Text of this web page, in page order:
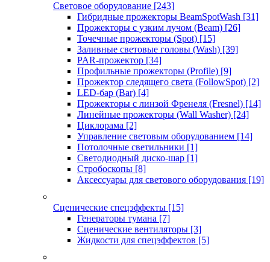
Световое оборудование [243]
Гибридные прожекторы BeamSpotWash [31]
Прожекторы с узким лучом (Beam) [26]
Точечные прожекторы (Spot) [15]
Заливные световые головы (Wash) [39]
PAR-прожектор [34]
Профильные прожекторы (Profile) [9]
Прожектор следящего света (FollowSpot) [2]
LED-бар (Bar) [4]
Прожекторы с линзой Френеля (Fresnel) [14]
Линейные прожекторы (Wall Washer) [24]
Циклорама [2]
Управление световым оборудованием [14]
Потолочные светильники [1]
Светодиодный диско-шар [1]
Стробоскопы [8]
Аксессуары для светового оборудования [19]
Сценические спецэффекты [15]
Генераторы тумана [7]
Сценические вентиляторы [3]
Жидкости для спецэффектов [5]